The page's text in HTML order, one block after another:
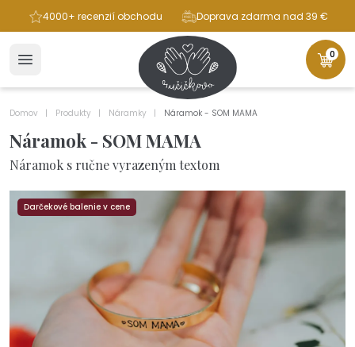
4000+ recenzií obchodu Doprava zdarma nad 39 €
0
Domov Produkty Náramky Náramok - SOM MAMA
Náramok - SOM MAMA
Náramok s ručne vyrazeným textom
Darčekové balenie v cene